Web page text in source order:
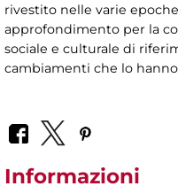
rivestito nelle varie
approfondimento per la
sociale e culturale di
cambiamenti che lo
Informazioni